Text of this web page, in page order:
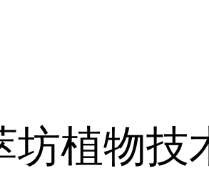
坊植物技